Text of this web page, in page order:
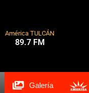
América TULCÁN
89.7 FM
Galería